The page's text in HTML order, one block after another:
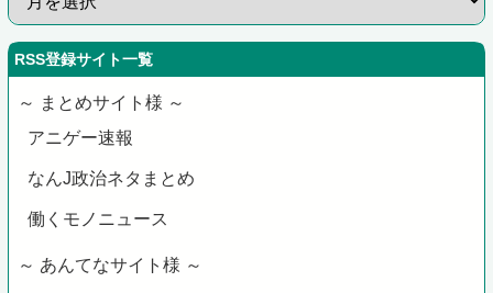
RSS登録サイト一覧
～ まとめサイト様 ～
アニゲー速報
なんJ政治ネタまとめ
働くモノニュース
～ あんてなサイト様 ～